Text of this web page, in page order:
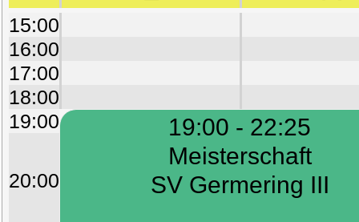
15:00
16:00
17:00
18:00
19:00
19:00 - 22:25
Meisterschaft
SV Germering III
20:00